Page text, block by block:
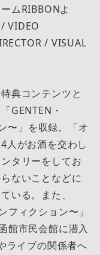
ムRIBBONよ
VIDEO
/ VISUAL
典コンテンツと
GENTEN・
〜」を収録。「オ
人がお酒を交わし
タリーをしてお
ないことなどに
いる。また、
フィクション〜」
館市民会館に潜入
ライブの関係者へ